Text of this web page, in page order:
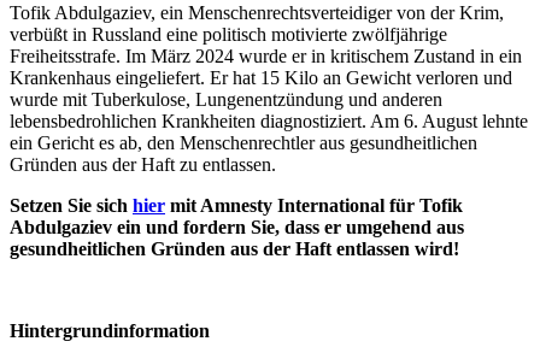
Tofik Abdulgaziev, ein Menschenrechtsverteidiger von der Krim,
verbüßt in Russland eine politisch motivierte zwölfjährige
Freiheitsstrafe. Im März 2024 wurde er in kritischem Zustand in ein
Krankenhaus eingeliefert. Er hat 15 Kilo an Gewicht verloren und
wurde mit Tuberkulose, Lungenentzündung und anderen
lebensbedrohlichen Krankheiten diagnostiziert. Am 6. August lehnte
ein Gericht es ab, den Menschenrechtler aus gesundheitlichen
Gründen aus der Haft zu entlassen.
Setzen Sie sich hier mit Amnesty International für Tofik
Abdulgaziev ein und fordern Sie, dass er umgehend aus
gesundheitlichen Gründen aus der Haft entlassen wird!
Hintergrundinformation